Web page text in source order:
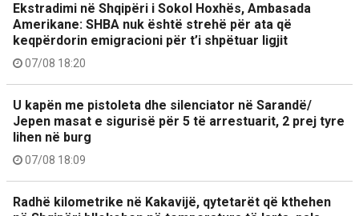
Ekstradimi në Shqipëri i Sokol Hoxhës, Ambasada
Amerikane: SHBA nuk është strehë për ata që
keqpërdorin emigracioni për t’i shpëtuar ligjit
07/08 18:20
U kapën me pistoleta dhe silenciator në Sarandë/
Jepen masat e sigurisë për 5 të arrestuarit, 2 prej tyre
lihen në burg
07/08 18:09
Radhë kilometrike në Kakavijë, qytetarët që kthehen